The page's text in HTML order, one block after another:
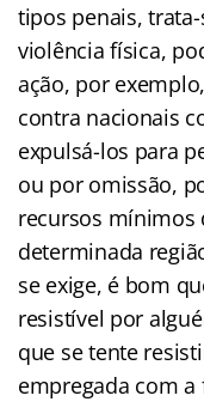
tipos penais,
violência física,
ação, por
contra nacionais
expulsá-los para
ou por omissão,
recursos mínimos
determinada
se exige, é bom
resistível por
que se tente
empregada com